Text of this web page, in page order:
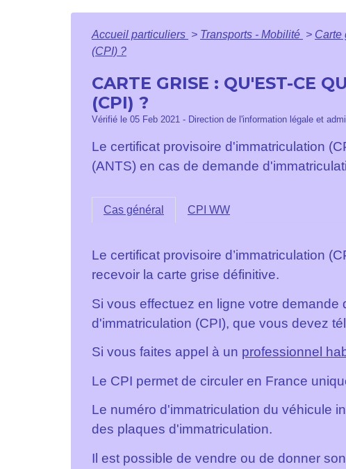
Accueil particuliers > Transports - Mobilité > Carte
(CPI) ?
CARTE GRISE : QU'EST-CE
(CPI) ?
Vérifié le 05 Feb 2021 - Direction de l'information légale et
Le certificat provisoire d'immatriculation
(ANTS) en cas de demande
Cas général CPI WW
Le certificat provisoire d’immatriculation
recevoir la carte grise définitive.
Si vous effectuez en ligne votre
d'immatriculation (CPI), que vous devez
Si vous faites appel à un professionnel
Le CPI permet de circuler en France
Le numéro d'immatriculation du véhicule
des plaques d'immatriculation.
Il est possible de vendre ou de donner